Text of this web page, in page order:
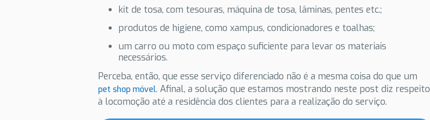
kit de tosa, com tesouras, máquina de tosa, lâminas, pentes etc.;
produtos de higiene, como xampus, condicionadores e toalhas;
um carro ou moto com espaço suficiente para levar os materiais
necessários.
Perceba, então, que esse serviço diferenciado não é a mesma coisa do que um
pet shop móvel. Afinal, a solução que estamos mostrando neste post diz respeito
à locomoção até a residência dos clientes para a realização do serviço.